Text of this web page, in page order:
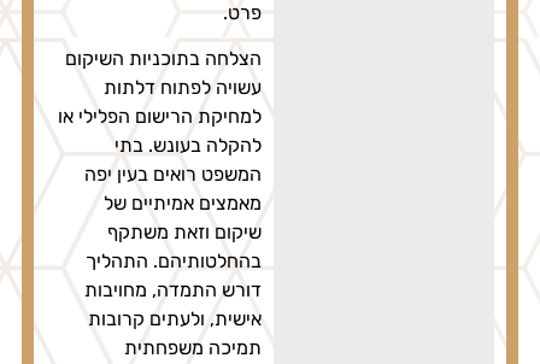
הצלחה בתוכניות השיקום
עשויה לפתוח דלתות
למחיקת הרישום הפלילי או
להקלה בעונש. בתי
המשפט רואים בעין יפה
מאמצים אמיתיים של
שיקום וזאת משתקף
בהחלטותיהם. התהליך
דורש התמדה, מחויבות
אישית, ולעתים קרובות
תמיכה משפחתית